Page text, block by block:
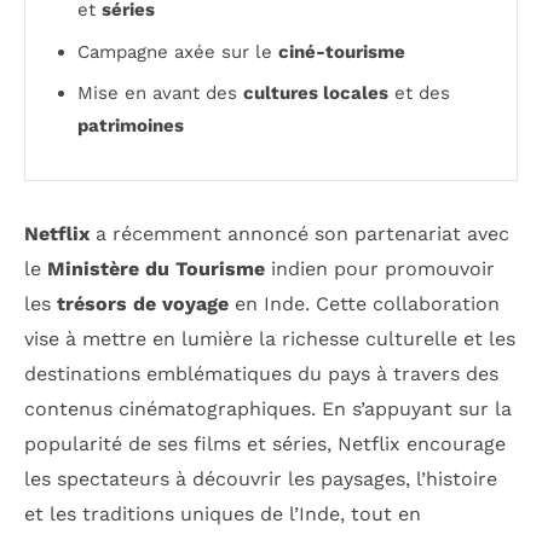
et séries
Campagne axée sur le ciné-tourisme
Mise en avant des cultures locales et des
patrimoines
Netflix a récemment annoncé son partenariat avec
le Ministère du Tourisme indien pour promouvoir
les trésors de voyage en Inde. Cette collaboration
vise à mettre en lumière la richesse culturelle et les
destinations emblématiques du pays à travers des
contenus cinématographiques. En s’appuyant sur la
popularité de ses films et séries, Netflix encourage
les spectateurs à découvrir les paysages, l’histoire
et les traditions uniques de l’Inde, tout en